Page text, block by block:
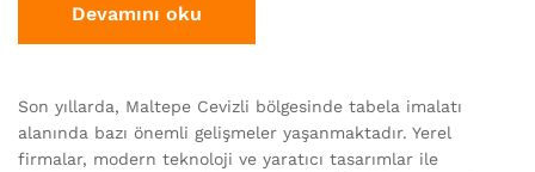
Devamını oku
Son yıllarda, Maltepe Cevizli bölgesinde tabela imalatı
alanında bazı önemli gelişmeler yaşanmaktadır. Yerel
firmalar, modern teknoloji ve yaratıcı tasarımlar ile